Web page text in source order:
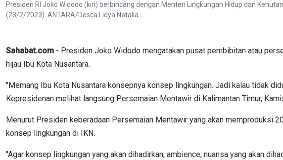
Presiden RI Joko Widodo (kiri) berbincang dengan Menteri Lingkungan Hidup dan
(23/2/2023). ANTARA/Desca Lidya Natalia
Sahabat.com - Presiden Joko Widodo mengatakan pusat pembibitan atau
hijau Ibu Kota Nusantara.
"Memang Ibu Kota Nusantara konsepnya konsep lingkungan. Jadi kalau tidak
Kepresidenan melihat langsung Persemaian Mentawir di Kalimantan Timur,
Menurut Presiden keberadaan Persemaian Mentawir yang akan memproduksi
konsep lingkungan di IKN.
"Agar konsep lingkungan yang akan dihadirkan, ambience, nuansa yang akan